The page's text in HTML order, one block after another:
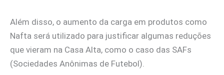
Além disso, o aumento da carga em produtos como
Nafta será utilizado para justificar algumas reduções
que vieram na Casa Alta, como o caso das SAFs
(Sociedades Anônimas de Futebol).